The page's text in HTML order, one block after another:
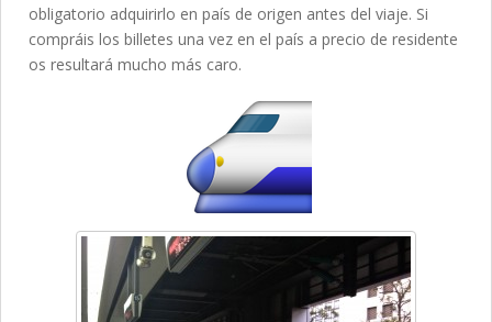
obligatorio adquirirlo en país de origen antes del viaje. Si
compráis los billetes una vez en el país a precio de residente
os resultará mucho más caro.